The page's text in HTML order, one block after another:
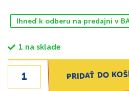
Ihneď k odberu na predajni v
1 na sklade
PRIDAŤ DO